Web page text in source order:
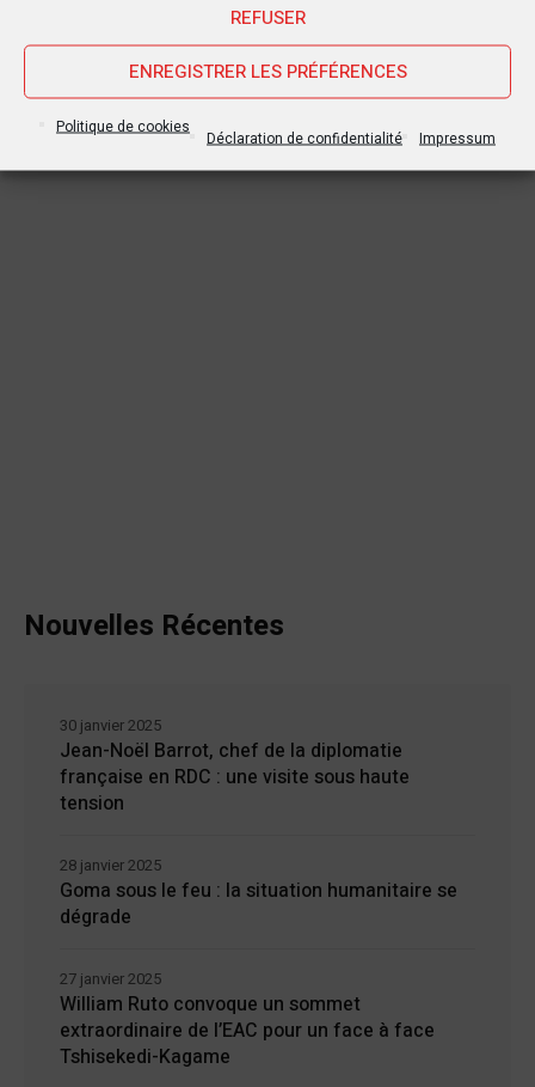
REFUSER
ENREGISTRER LES PRÉFÉRENCES
Politique de cookies
Déclaration de confidentialité Impressum
Nouvelles Récentes
Jean-Noël Barrot, chef de la diplomatie
française en RDC : une visite sous haute
tension
30 janvier 2025
Goma sous le feu : la situation humanitaire se
dégrade
28 janvier 2025
William Ruto convoque un sommet
extraordinaire de l’EAC pour un face à face
Tshisekedi-Kagame
27 janvier 2025